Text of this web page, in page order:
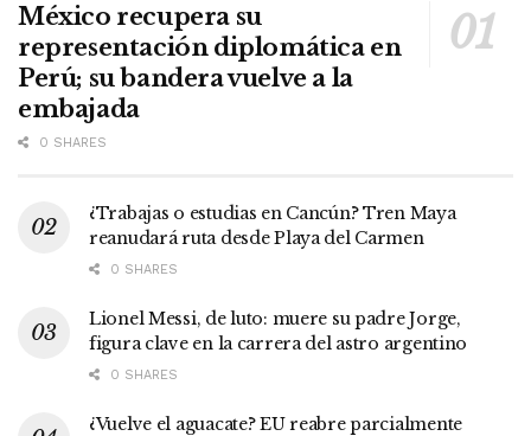
México recupera su
representación diplomática en
Perú; su bandera vuelve a la
embajada
0 SHARES
¿Trabajas o estudias en Cancún? Tren Maya
reanudará ruta desde Playa del Carmen
0 SHARES
Lionel Messi, de luto: muere su padre Jorge,
figura clave en la carrera del astro argentino
0 SHARES
¿Vuelve el aguacate? EU reabre parcialmente